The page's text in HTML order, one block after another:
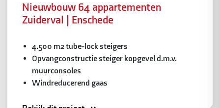
Nieuwbouw 64 appartementen
Zuiderval | Enschede
4.500 m2 tube-lock steigers
Opvangconstructie steiger kopgevel d.m.v.
muurconsoles
Windreducerend gaas